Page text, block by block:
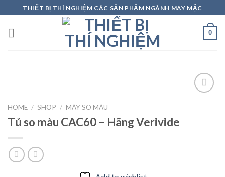
to
content
THIẾT BỊ THÍ NGHIỆM CÁC SẢN PHẨM NGÀNH MAY MẶC
0
HOME / SHOP / MÁY SO MÀU
Tủ so màu CAC60 – Hãng Verivide